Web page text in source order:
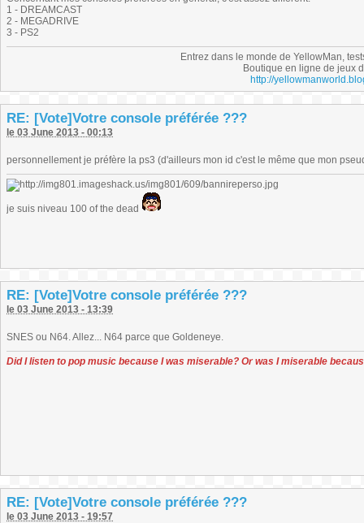
1 - DREAMCAST
2 - MEGADRIVE
3 - PS2
Entrez dans le monde de YellowMan,
Boutique en ligne de jeux
http://
RE: [Vote]Votre console préférée ???
le 03 June 2013 - 00:13
personnellement je préfère la ps3 (d'ailleurs mon id c'est le même que mon
je suis niveau 100 of the dead
RE: [Vote]Votre console préférée ???
le 03 June 2013 - 13:39
SNES ou N64. Allez... N64 parce que Goldeneye.
Did I listen to pop music because I was miserable? Or was I miserable
RE: [Vote]Votre console préférée ???
le 03 June 2013 - 19:57